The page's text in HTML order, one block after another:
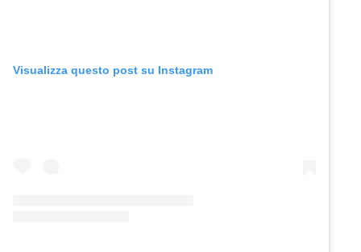
Visualizza questo post su Instagram